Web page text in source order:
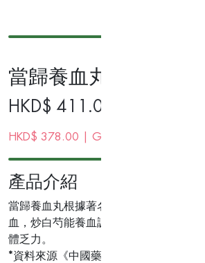
當歸養血丸42包裝
HKD$ 411.00
HKD$ 378.00 | Gold Membership Price
產品介紹
當歸養血丸根據著名經典藥方，選用當
血，炒白芍能養血調經，阿膠可補血滋
體乏力。
*資料來源《中國藥典》